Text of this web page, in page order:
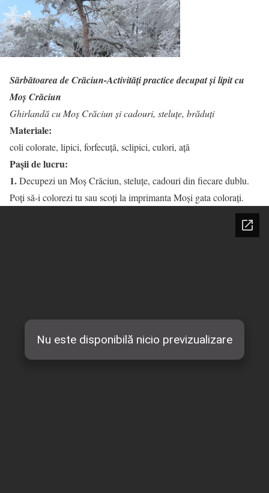
Sărbătoarea de Crăciun-Activităţi practice decupat şi lipit cu
Moş Crăciun
Ghirlandă cu Moş Crăciun şi cadouri, steluţe, brăduţi
Materiale:
coli colorate, lipici, forfecuţă, sclipici, culori, aţă
Paşii de lucru:
1.Decupezi un Moş Crăciun, steluţe, cadouri din fiecare dublu.
Poţi să-i colorezi tu sau scoţi la imprimanta Moşi gata coloraţi.